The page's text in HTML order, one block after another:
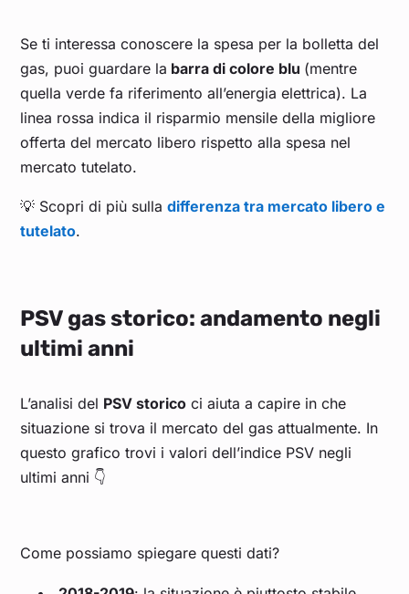
Se ti interessa conoscere la spesa per la bolletta del
gas, puoi guardare la barra di colore blu (mentre
quella verde fa riferimento all’energia elettrica). La
linea rossa indica il risparmio mensile della migliore
offerta del mercato libero rispetto alla spesa nel
mercato tutelato.
💡 Scopri di più sulladifferenza tra mercato libero e
tutelato.
PSV gas storico: andamento negli
ultimi anni
L’analisi del PSV storico ci aiuta a capire in che
situazione si trova il mercato del gas attualmente. In
questo grafico trovi i valori dell’indice PSV negli
ultimi anni 👇
Come possiamo spiegare questi dati?